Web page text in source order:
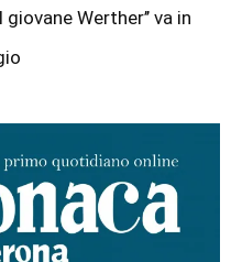
Werther’’ va in